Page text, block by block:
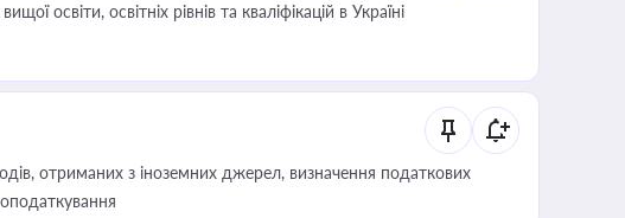
освіти, освітніх рівнів та кваліфікацій в Україні
отриманих з іноземних джерел, визначення податкових